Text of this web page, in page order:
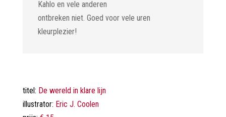
Kahlo en vele anderen
ontbreken niet. Goed voor vele uren
kleurplezier!
titel: De wereld in klare lijn
illustrator: Eric J. Coolen